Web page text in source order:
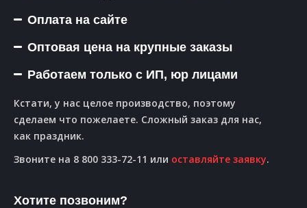
Оплата на сайте
Оптовая цена на крупные заказы
Работаем только с ИП, юр лицами
Кстати, у нас целое производство, поэтому
сделаем что пожелаете. Сложный заказ для нас,
как праздник.
Звоните на 8 800 333-72-11 или оставляйте заявку.
Хотите позвоним?